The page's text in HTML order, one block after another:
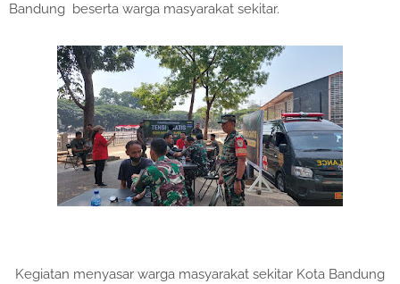
Bandung beserta warga masyarakat sekitar.
Kegiatan menyasar warga masyarakat sekitar Kota Bandung